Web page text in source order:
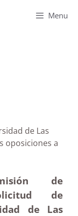
Menu
de Las
oposiciones a
de
de
de Las